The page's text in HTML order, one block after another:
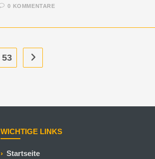
0 KOMMENTARE
53
WICHTIGE LINKS
Startseite